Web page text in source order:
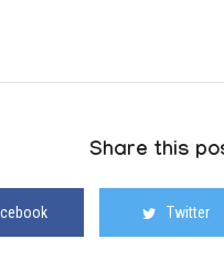
Share this
Twitter